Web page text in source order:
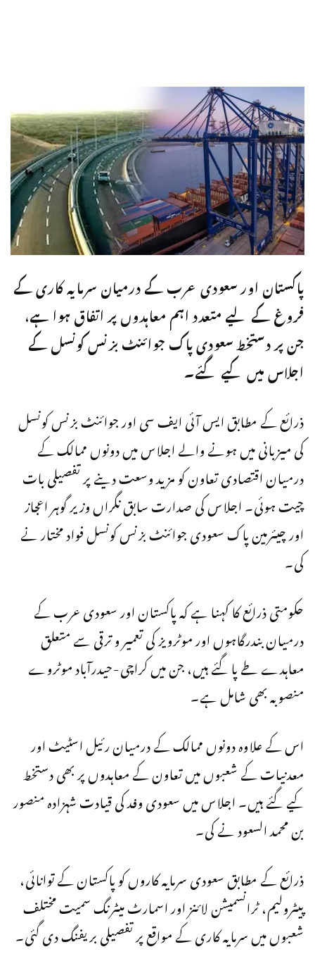
پاکستان اور سعودی عرب کے درمیان سرمایہ کاری کے
فروغ کے لیے متعدد اہم معاہدوں پر اتفاق ہوا ہے،
جن پر دستخط سعودی پاک جوائنٹ بزنس کونسل کے
اجلاس میں کیے گئے۔
ذرائع کے مطابق ایس آئی ایف سی اور جوائنٹ بزنس کونسل
کی میزبانی میں ہونے والے اجلاس میں دونوں ممالک کے
درمیان اقتصادی تعاون کو مزید وسعت دینے پر تفصیلی بات
چیت ہوئی۔ اجلاس کی صدارت سابق نگراں وزیر گوہر اعجاز
اور چیئرمین پاک سعودی جوائنٹ بزنس کونسل فواد مختار نے
کی۔
حکومتی ذرائع کا کہنا ہے کہ پاکستان اور سعودی عرب کے
درمیان بندرگاہوں اور موٹرویز کی تعمیر و ترقی سے متعلق
معاہدے طے پا گئے ہیں، جن میں کراچی-حیدرآباد موٹروے
منصوبہ بھی شامل ہے۔
اس کے علاوہ دونوں ممالک کے درمیان رئیل اسٹیٹ اور
معدنیات کے شعبوں میں تعاون کے معاہدوں پر بھی دستخط
کیے گئے ہیں۔ اجلاس میں سعودی وفد کی قیادت شہزادہ منصور
بن محمد السعود نے کی۔
ذرائع کے مطابق سعودی سرمایہ کاروں کو پاکستان کے توانائی،
پیٹرولیم، ٹرانسمیشن لائنز اور اسمارٹ میٹرنگ سمیت مختلف
شعبوں میں سرمایہ کاری کے مواقع پر تفصیلی بریفنگ دی گئی۔